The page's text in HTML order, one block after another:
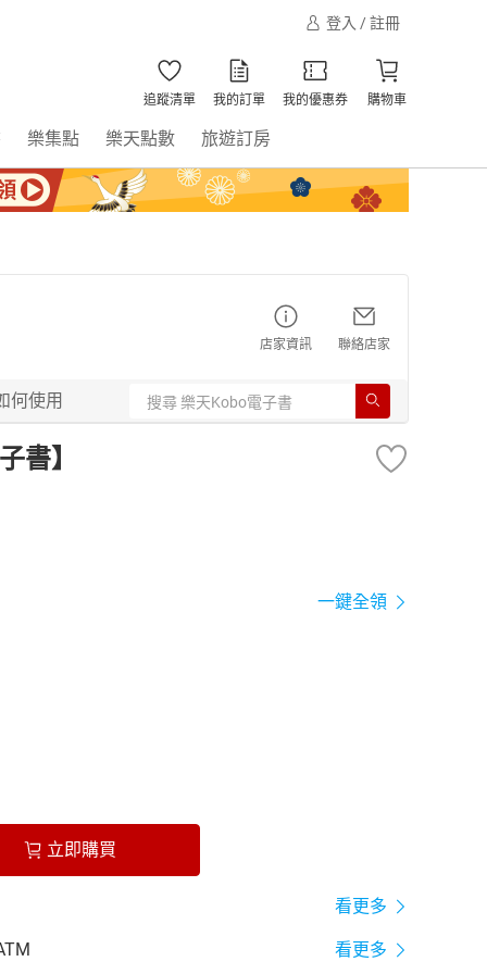
登入 / 註冊
追蹤清單 我的訂單 我的優惠券 購物車
樂集點 樂天點數 旅遊訂房
店家資訊 聯絡店家
何使用
書】
一鍵全領
立即購買
看更多
看更多